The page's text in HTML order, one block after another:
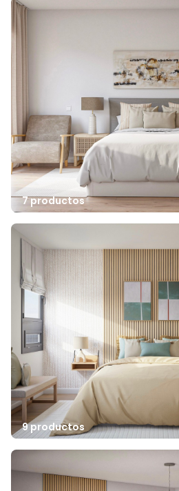
7 productos
9 productos